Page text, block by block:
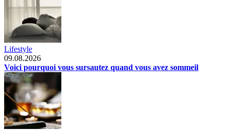
Lifestyle
09.08.2026
Voici pourquoi vous sursautez quand vous avez sommeil